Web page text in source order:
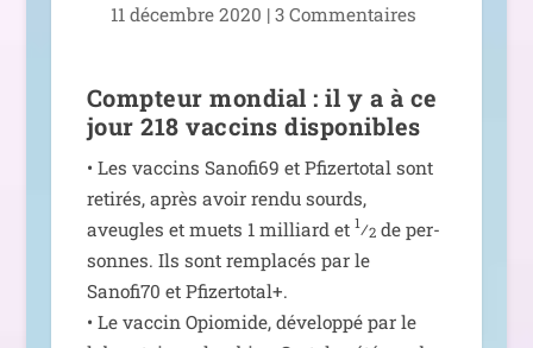
11 décembre 2020 |3 Commentaires
Compteur mondial : il y a à ce
jour 218 vaccins disponibles
• Les vac­cins Sanofi69 et Pfizertotal sont
reti­rés, après avoir ren­du sourds,
aveugles et muets 1 mil­liard et 1⁄2de per­
sonnes. Ils sont rem­pla­cés par le
Sanofi70 et Pfizertotal+.
• Le vac­cin Opiomide, déve­lop­pé par le